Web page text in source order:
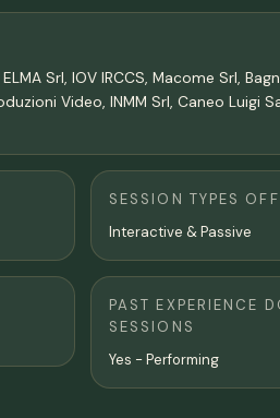
Srl, IOV IRCCS, Macome Srl,
Video, INMM Srl, Caneo
SESSION TYPES
Interactive & Passive
PAST EXPERIENCE
SESSIONS
Yes - Performing